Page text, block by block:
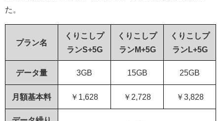
た。
プラン名
くりこしプ
ランS+5G
くりこしプ
ランM+5G
くりこしプ
ランL+5G
データ量 3GB 15GB 25GB
月額基本料 ￥1,628 ￥2,728 ￥3,828